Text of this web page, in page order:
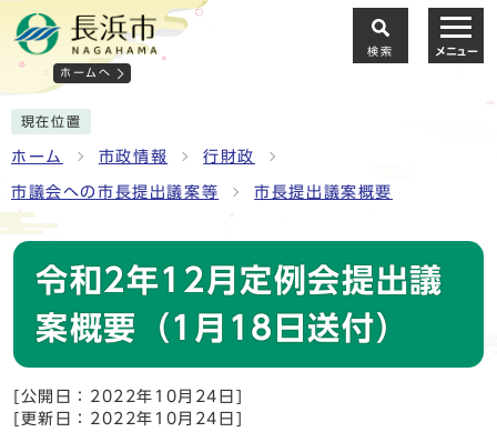
ホームへ
検索 メニュー
現在位置
ホーム 市政情報 行財政
市議会への市長提出議案等 市長提出議案概要
令和2年12月定例会提出議
案概要（1月18日送付）
[公開日：2022年10月24日]
[更新日：2022年10月24日]